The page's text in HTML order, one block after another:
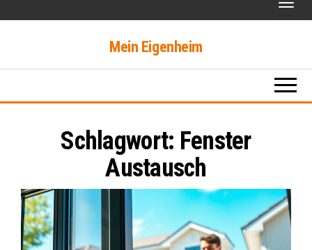
Mein Eigenheim
Schlagwort: Fenster
Austausch